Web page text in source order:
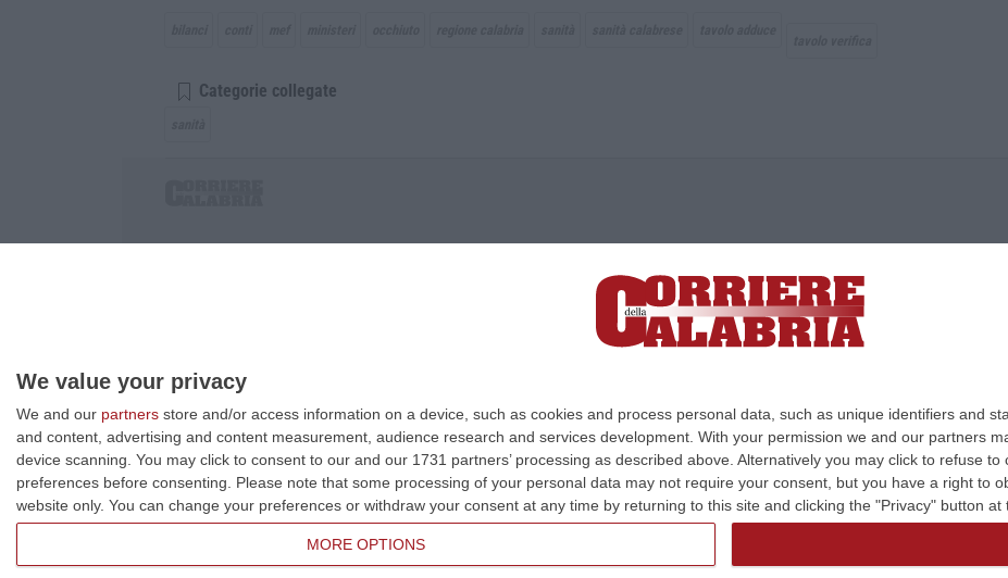
We value your privacy
We and our partners store and/or access information on a device, such as cookies and process personal data, such as unique identifiers and
and content, advertising and content measurement, audience research and services development. With your permission we and our partners
device scanning. You may click to consent to our and our 1731 partners’ processing as described above. Alternatively you may click to refuse
preferences before consenting.
Please note that some processing of your personal data may not require your consent, but you have a right to
website only. You can change your preferences or withdraw your consent at any time by returning to this site and clicking the "Privacy" button at
MORE OPTIONS
Categorie collegate
P.IVA. 03199620794, Via del mare 6/G, S.Eufemia, Lamezia Terme (CZ)
Iscrizione tribunale di Lamezia Terme 5/2011 - Direttore responsabile Paola Militano |Privacy
Design: cfweb